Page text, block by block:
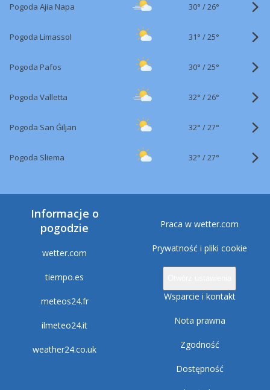
Pogoda Ajia Napa 30° /26°
Pogoda Limassol 31° /25°
Pogoda Pafos 30° /25°
Pogoda Valletta 32° /26°
Pogoda San Ġiljan 32° /27°
Pogoda Sliema 32° /27°
Informacje o
pogodzie
wetter.com
tiempo.es
meteos24.fr
ilmeteo24.it
weather24.co.uk
Praca w wetter.com
Prywatność i pliki cookie
Wsparcie i kontakt
Nota prawna
Zgodność
Dostępność